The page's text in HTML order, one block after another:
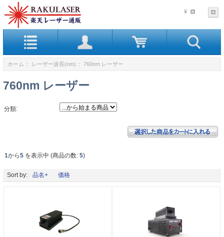
¥
ホーム :: レーザー波長(nm) :: 760nm レーザー
760nm レーザー
分類:
1から5 を表示中 (商品の数: 5)
Sort by: 品名+ 価格